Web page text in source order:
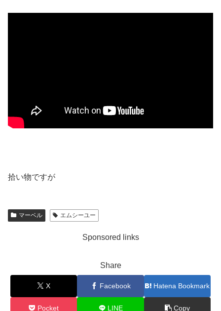
拾い物ですが
マーベル エムシーユー
Sponsored links
Share
X Facebook Hatena Bookmark
Pocket LINE Copy